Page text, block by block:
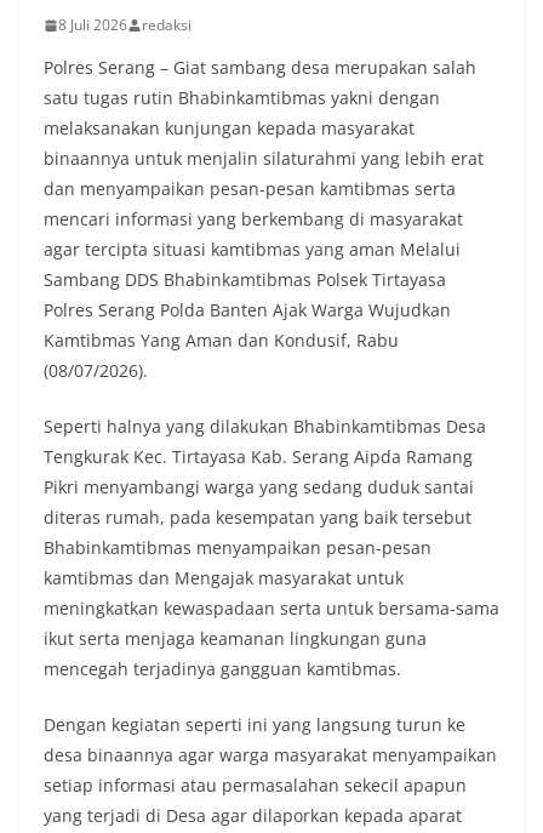
8 Juli 2026 redaksi
Polres Serang – Giat sambang desa merupakan salah
satu tugas rutin Bhabinkamtibmas yakni dengan
melaksanakan kunjungan kepada masyarakat
binaannya untuk menjalin silaturahmi yang lebih erat
dan menyampaikan pesan-pesan kamtibmas serta
mencari informasi yang berkembang di masyarakat
agar tercipta situasi kamtibmas yang aman Melalui
Sambang DDS Bhabinkamtibmas Polsek Tirtayasa
Polres Serang Polda Banten Ajak Warga Wujudkan
Kamtibmas Yang Aman dan Kondusif, Rabu
(08/07/2026).
Seperti halnya yang dilakukan Bhabinkamtibmas Desa
Tengkurak Kec. Tirtayasa Kab. Serang Aipda Ramang
Pikri menyambangi warga yang sedang duduk santai
diteras rumah, pada kesempatan yang baik tersebut
Bhabinkamtibmas menyampaikan pesan-pesan
kamtibmas dan Mengajak masyarakat untuk
meningkatkan kewaspadaan serta untuk bersama-sama
ikut serta menjaga keamanan lingkungan guna
mencegah terjadinya gangguan kamtibmas.
Dengan kegiatan seperti ini yang langsung turun ke
desa binaannya agar warga masyarakat menyampaikan
setiap informasi atau permasalahan sekecil apapun
yang terjadi di Desa agar dilaporkan kepada aparat